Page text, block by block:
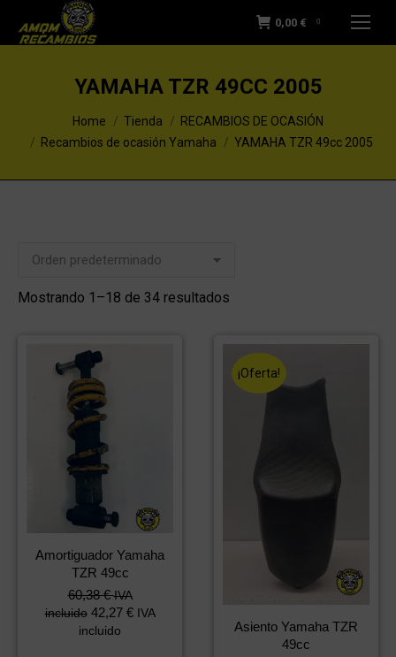
0,00 € 0
YAMAHA TZR 49CC 2005
You are here:Home Tienda
RECAMBIOS DE OCASIÓN
Recambios de ocasión Yamaha
YAMAHA TZR 49cc 2005
Mostrando 1–18 de 34 resultados
Amortiguador Yamaha
TZR 49cc
60,38€ IVA
incluido 42,27 € IVA
incluido
¡Oferta!
Asiento Yamaha TZR
49cc